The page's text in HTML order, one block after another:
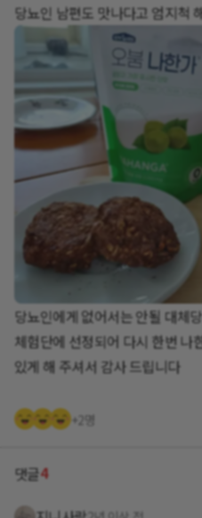
당뇨인 남편도 맛나다고 엄지척
당뇨인에게 없어서는 안될 대체
체험단에 선정되어 다시 한번 나
있게 해 주셔서 감사 드립니다
+2명
댓글4